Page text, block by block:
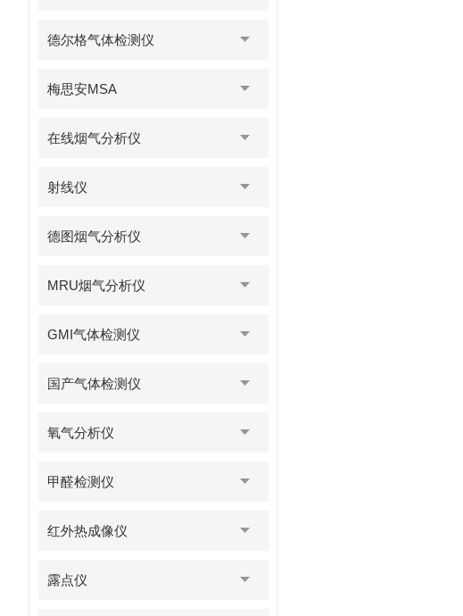
德尔格气体检测仪
梅思安MSA
在线烟气分析仪
射线仪
德图烟气分析仪
MRU烟气分析仪
GMI气体检测仪
国产气体检测仪
氧气分析仪
甲醛检测仪
红外热成像仪
露点仪